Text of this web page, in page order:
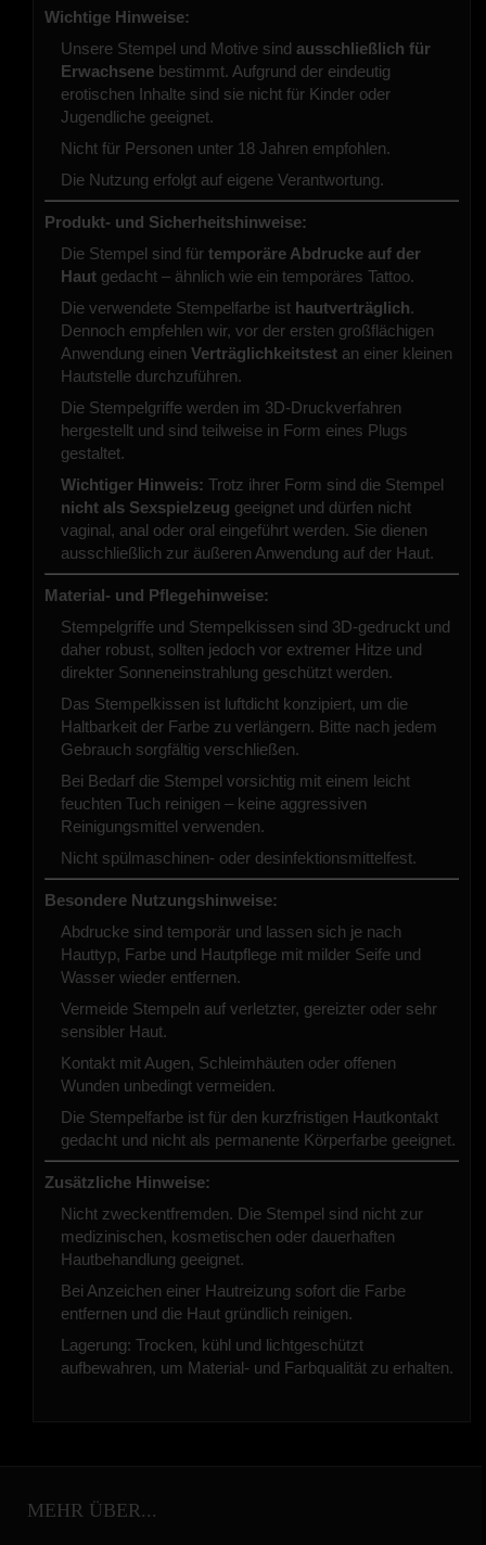
Wichtige Hinweise:
Unsere Stempel und Motive sind ausschließlich für
Erwachsene bestimmt. Aufgrund der eindeutig
erotischen Inhalte sind sie nicht für Kinder oder
Jugendliche geeignet.
Nicht für Personen unter 18 Jahren empfohlen.
Die Nutzung erfolgt auf eigene Verantwortung.
Produkt- und Sicherheitshinweise:
Die Stempel sind für temporäre Abdrucke auf der
Haut gedacht – ähnlich wie ein temporäres Tattoo.
Die verwendete Stempelfarbe ist hautverträglich.
Dennoch empfehlen wir, vor der ersten großflächigen
Anwendung einen Verträglichkeitstest an einer kleinen
Hautstelle durchzuführen.
Die Stempelgriffe werden im 3D-Druckverfahren
hergestellt und sind teilweise in Form eines Plugs
gestaltet.
Wichtiger Hinweis: Trotz ihrer Form sind die Stempel
nicht als Sexspielzeug geeignet und dürfen nicht
vaginal, anal oder oral eingeführt werden. Sie dienen
ausschließlich zur äußeren Anwendung auf der Haut.
Material- und Pflegehinweise:
Stempelgriffe und Stempelkissen sind 3D-gedruckt und
daher robust, sollten jedoch vor extremer Hitze und
direkter Sonneneinstrahlung geschützt werden.
Das Stempelkissen ist luftdicht konzipiert, um die
Haltbarkeit der Farbe zu verlängern. Bitte nach jedem
Gebrauch sorgfältig verschließen.
Bei Bedarf die Stempel vorsichtig mit einem leicht
feuchten Tuch reinigen – keine aggressiven
Reinigungsmittel verwenden.
Nicht spülmaschinen- oder desinfektionsmittelfest.
Besondere Nutzungshinweise:
Abdrucke sind temporär und lassen sich je nach
Hauttyp, Farbe und Hautpflege mit milder Seife und
Wasser wieder entfernen.
Vermeide Stempeln auf verletzter, gereizter oder sehr
sensibler Haut.
Kontakt mit Augen, Schleimhäuten oder offenen
Wunden unbedingt vermeiden.
Die Stempelfarbe ist für den kurzfristigen Hautkontakt
gedacht und nicht als permanente Körperfarbe geeignet.
Zusätzliche Hinweise:
Nicht zweckentfremden. Die Stempel sind nicht zur
medizinischen, kosmetischen oder dauerhaften
Hautbehandlung geeignet.
Bei Anzeichen einer Hautreizung sofort die Farbe
entfernen und die Haut gründlich reinigen.
Lagerung: Trocken, kühl und lichtgeschützt
aufbewahren, um Material- und Farbqualität zu erhalten.
MEHR ÜBER...